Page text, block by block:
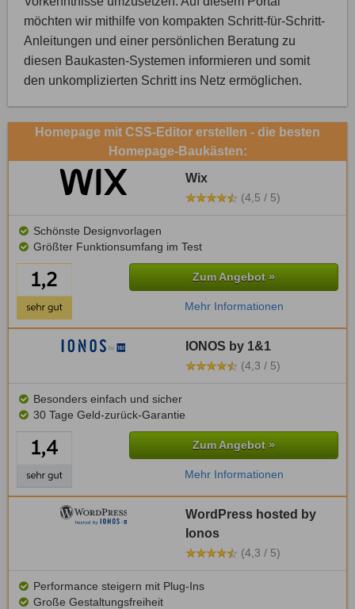
möchten wir mithilfe von kompakten Schritt-für-Schritt-
Anleitungen und einer persönlichen Beratung zu
diesen Baukasten-Systemen informieren und somit
den unkomplizierten Schritt ins Netz ermöglichen.
Homepage mit CSS-Editor erstellen - die besten
Homepage-Baukästen:
Wix
(4,5 / 5)
Schönste Designvorlagen
Größter Funktionsumfang im Test
Zum Angebot »
Mehr Informationen
IONOS by 1&1
(4,3 / 5)
Besonders einfach und sicher
30 Tage Geld-zurück-Garantie
Zum Angebot »
Mehr Informationen
WordPress hosted by
Ionos
(4,3 / 5)
Performance steigern mit Plug-Ins
Große Gestaltungsfreiheit